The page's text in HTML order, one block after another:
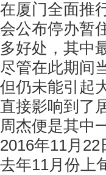
在厦门全面推
会公布停办暂
多好处，其中
尽管在此期间
但仍未能引起
直接影响到了
周杰便是其中
2016年11月22
去年11月份上